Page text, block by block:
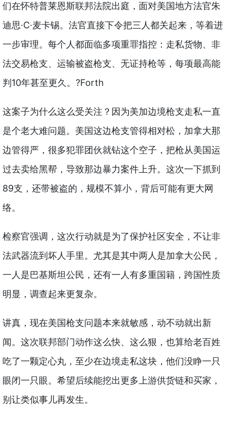
们在怀特普莱恩斯联邦法院出庭，面对美国地方法官朱
迪思·C·麦卡锡。法官直接下令把三人都关起来，等着进
一步审理。每个人都面临多项重罪指控：走私货物、非
法交易枪支、运输被盗枪支、无证持枪等，每项最高能
判10年甚至更久。?Forth
这案子为什么这么受关注？因为美加边境枪支走私一直
是个老大难问题。美国这边枪支管得相对松，加拿大那
边管得严，很多犯罪团伙就钻这个空子，把枪从美国运
过去卖给黑帮，导致那边暴力案件上升。这次一下抓到
89支，还带被盗的，规模不算小，背后可能有更大网
络。
检察官强调，这次行动就是为了保护社区安全，不让非
法武器流到坏人手里。尤其是其中两人是加拿大公民，
一人是巴基斯坦公民，还有一人有多重国籍，跨国性质
明显，调查起来更复杂。
讲真，现在美国枪支问题本来就敏感，动不动就出新
闻。这次联邦部门动作这么快、这么狠，也算给老百姓
吃了一颗定心丸，至少在边境走私这块，他们没睁一只
眼闭一只眼。希望后续能挖出更多上游供货链和买家，
别让类似事儿再发生。